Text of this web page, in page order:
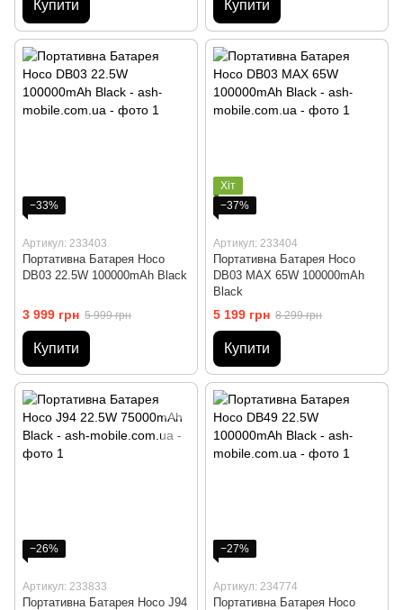
Купити Купити
−33%
Артикул: 233403
Портативна Батарея Hoco
DB03 22.5W 100000mAh Black
3 999 грн 5 999 грн
Купити
Хіт
−37%
Артикул: 233404
Портативна Батарея Hoco
DB03 MAX 65W 100000mAh
Black
5 199 грн 8 299 грн
Купити
−26%
Артикул: 233833
Портативна Батарея Hoco J94
−27%
Артикул: 234774
Портативна Батарея Hoco